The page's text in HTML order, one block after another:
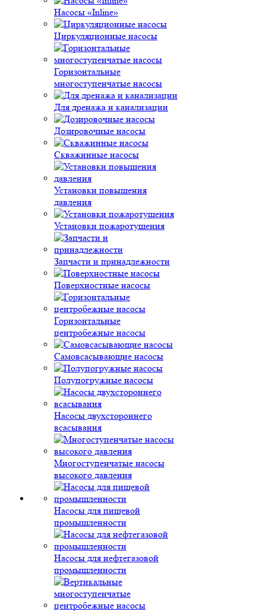
Насосы «Inline»
Циркуляционные насосы
Горизонтальные
многоступенчатые насосы
Для дренажа и канализации
Дозировочные насосы
Скважинные насосы
Установки повышения
давления
Установки пожаротушения
Запчасти и принадлежности
Поверхностные насосы
Горизонтальные
центробежные насосы
Самовсасывающие насосы
Полупогружные насосы
Насосы двухстороннего
всасывания
Многоступенчатые насосы
высокого давления
Насосы для пищевой
промышленности
Насосы для нефтегазовой
промышленности